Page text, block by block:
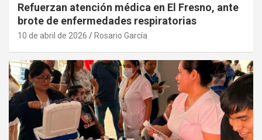
Refuerzan atención médica en El Fresno, ante
brote de enfermedades respiratorias
10 de abril de 2026 Rosario García